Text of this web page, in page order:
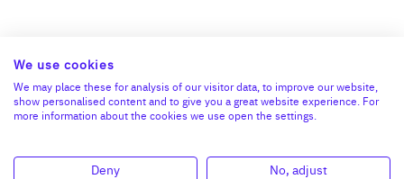
We use cookies
We may place these for analysis of our visitor data, to improve our website,
show personalised content and to give you a great website experience. For
more information about the cookies we use open the settings.
Deny
No, adjust